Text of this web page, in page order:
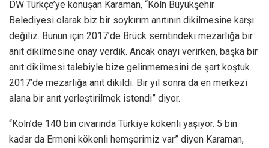
DW Türkçe’ye konuşan Karaman, “Köln Büyükşehir
Belediyesi olarak biz bir soykırım anıtının dikilmesine karşı
değiliz. Bunun için 2017’de Brück semtindeki mezarlığa bir
anıt dikilmesine onay verdik. Ancak onayı verirken, başka bir
anıt dikilmesi talebiyle bize gelinmemesini de şart koştuk.
2017’de mezarlığa anıt dikildi. Bir yıl sonra da en merkezi
alana bir anıt yerleştirilmek istendi” diyor.
“Köln’de 140 bin civarında Türkiye kökenli yaşıyor. 5 bin
kadar da Ermeni kökenli hemşerimiz var” diyen Karaman,